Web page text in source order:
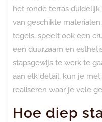
het ronde terras
van geschikte
tegels, speelt ook een
een duurzaam en
stapsgewijs te werk te
aan elk detail, kun je
realiseren waar je vele
Hoe diep